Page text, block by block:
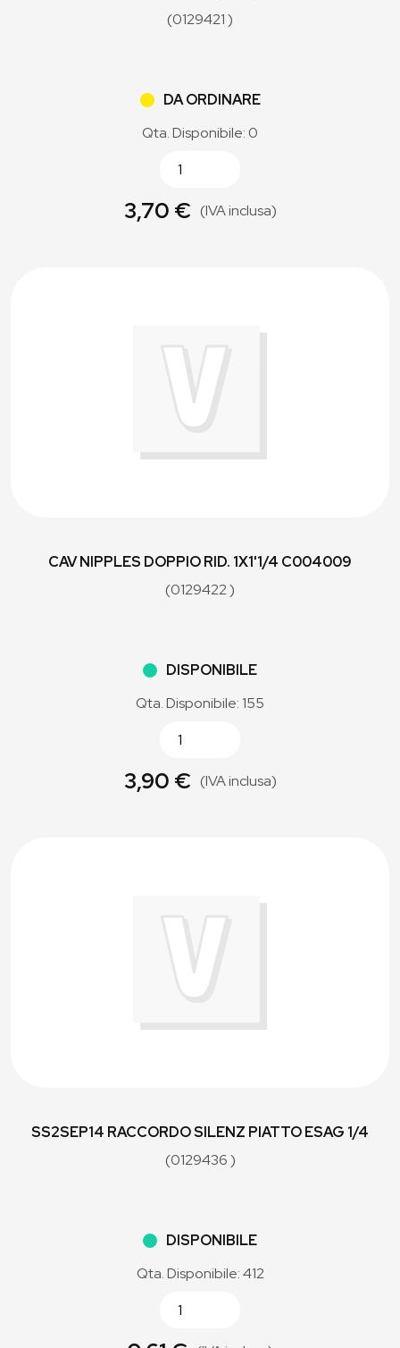
(0129421 )
DA ORDINARE
Qta. Disponibile: 0
3,70 € (IVA inclusa)
CAV NIPPLES DOPPIO RID. 1X1'1/4 C004009
(0129422 )
DISPONIBILE
Qta. Disponibile: 155
3,90 € (IVA inclusa)
SS2SEP14 RACCORDO SILENZ PIATTO ESAG 1/4
(0129436 )
DISPONIBILE
Qta. Disponibile: 412